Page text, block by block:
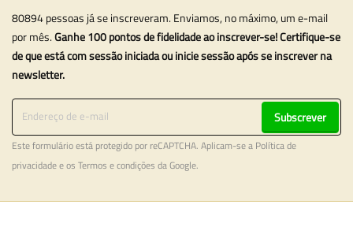
80894 pessoas já se inscreveram. Enviamos, no máximo, um e-mail
por mês.Ganhe 100 pontos de fidelidade ao inscrever-se! Certifique-se
de que está com sessão iniciada ou inicie sessão após se inscrever na
newsletter.
Subscrever
Este formulário está protegido por reCAPTCHA. Aplicam-se a Política de
privacidadee os Termos e condições da Google.